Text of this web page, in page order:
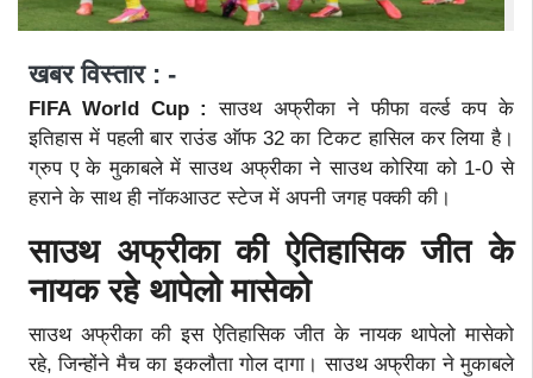
खबर विस्तार : -
FIFA World Cup :साउथ अफ्रीका ने फीफा वर्ल्ड कप के
इतिहास में पहली बार राउंड ऑफ 32 का टिकट हासिल कर लिया है।
ग्रुप ए के मुकाबले में साउथ अफ्रीका ने साउथ कोरिया को 1-0 से
हराने के साथ ही नॉकआउट स्टेज में अपनी जगह पक्की की।
साउथ अफ्रीका की ऐतिहासिक जीत के
नायक रहे थापेलो मासेको
साउथ अफ्रीका की इस ऐतिहासिक जीत के नायक थापेलो मासेको
रहे, जिन्होंने मैच का इकलौता गोल दागा। साउथ अफ्रीका ने मुकाबले